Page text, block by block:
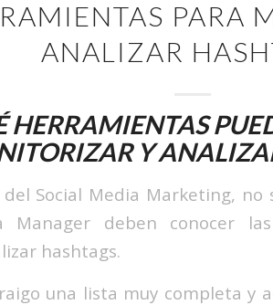
PARA
ANALIZAR
HERRAMIENTAS
Y
Social Media Marketing, no
Manager deben conocer
hashtags.
una lista muy completa y